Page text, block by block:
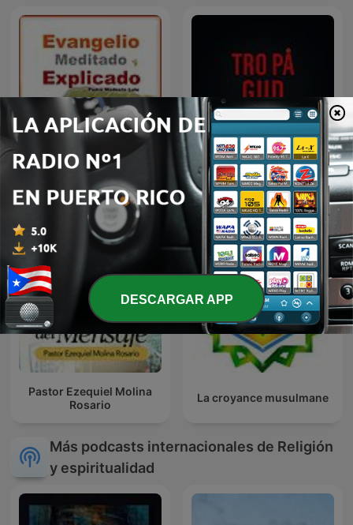
explicado
Tro på Gud
Pastor Ezequiel Molina
Rosario
La croyance musulmane
Más podcasts internacionales de Religión
y espiritualidad
DESCARGAR APP